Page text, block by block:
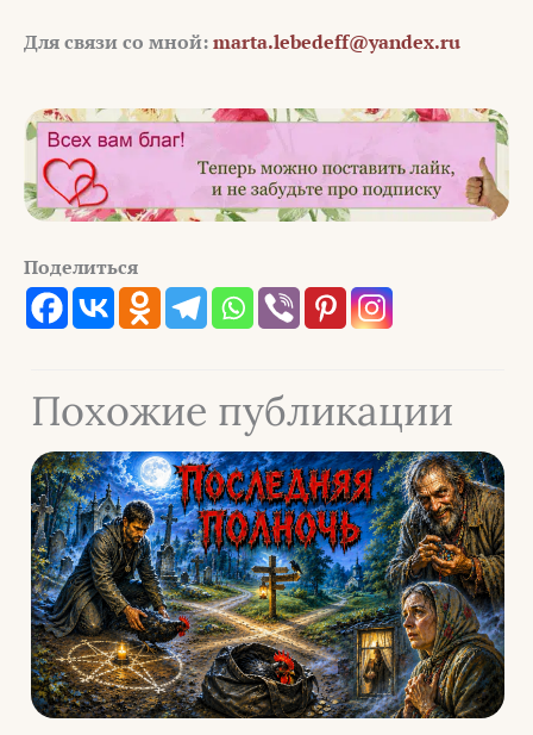
Для связи со мной:marta.lebedeff@yandex.ru
Поделиться
Похожие публикации